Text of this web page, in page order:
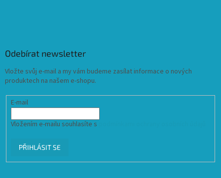
Odebírat newsletter
Vložte svůj e-mail a my vám budeme zasílat informace o nových
produktech na našem e-shopu.
E-mail
Vložením e-mailu souhlasíte s
PŘIHLÁSIT SE